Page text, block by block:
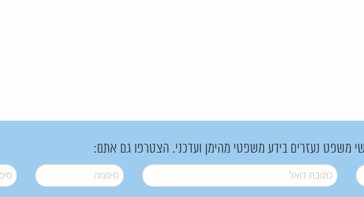
משפט נעזרים בידע משפטי מהימן ועדכני. הצטרפו גם אתם:
דואל* סיסמה*